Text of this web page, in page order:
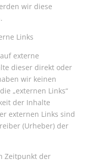
wir diese
Links
externe
dieser direkt oder
wir keinen
„externen Links“
der Inhalte
externen Links sind
(Urheber) der
Zeitpunkt der